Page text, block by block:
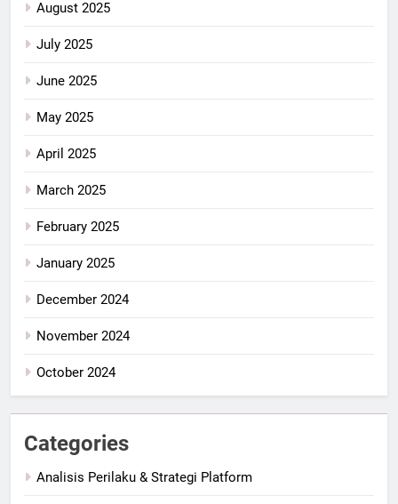
August 2025
July 2025
June 2025
May 2025
April 2025
March 2025
February 2025
January 2025
December 2024
November 2024
October 2024
Categories
Analisis Perilaku & Strategi Platform